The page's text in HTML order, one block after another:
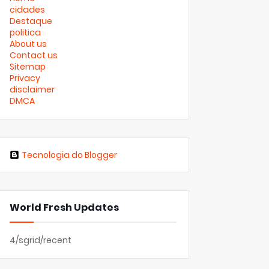
cidades
Destaque
politica
About us
Contact us
Sitemap
Privacy
disclaimer
DMCA
Tecnologia do Blogger
World Fresh Updates
4/sgrid/recent